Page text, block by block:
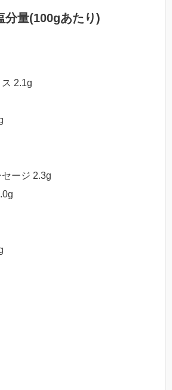
分量(100gあたり)
2.1g
ージ 2.3g